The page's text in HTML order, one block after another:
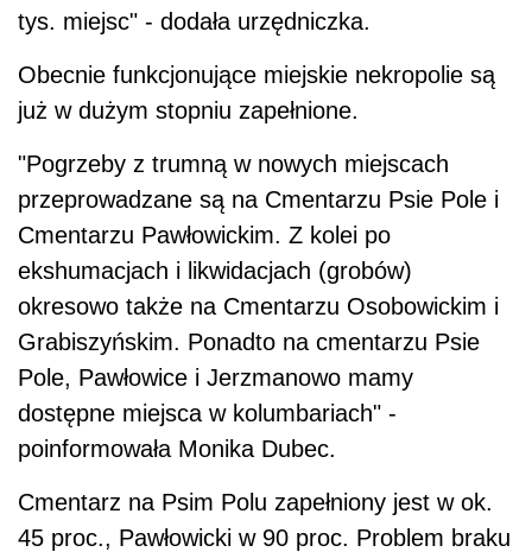
tys. miejsc" - dodała urzędniczka.
Obecnie funkcjonujące miejskie nekropolie są
już w dużym stopniu zapełnione.
"Pogrzeby z trumną w nowych miejscach
przeprowadzane są na Cmentarzu Psie Pole i
Cmentarzu Pawłowickim. Z kolei po
ekshumacjach i likwidacjach (grobów)
okresowo także na Cmentarzu Osobowickim i
Grabiszyńskim. Ponadto na cmentarzu Psie
Pole, Pawłowice i Jerzmanowo mamy
dostępne miejsca w kolumbariach" -
poinformowała Monika Dubec.
Cmentarz na Psim Polu zapełniony jest w ok.
45 proc., Pawłowicki w 90 proc. Problem braku